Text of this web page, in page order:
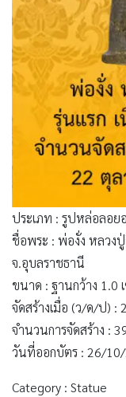
ประเภท : รูปหล่อลอย
ชื่อพระ : พ่องั่ง หลวง
จ.อุบลราชธานี
ขนาด : ฐานกว้าง 1.0
จัดสร้างเมื่อ (ว/ด/ป) :
จำนวนการจัดสร้าง :
วันที่ออกบัตร : 26/
Category : Statue